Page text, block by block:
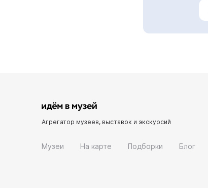
Агрегатор музеев, выставок и экскурсий
Музеи На карте Подборки Блог